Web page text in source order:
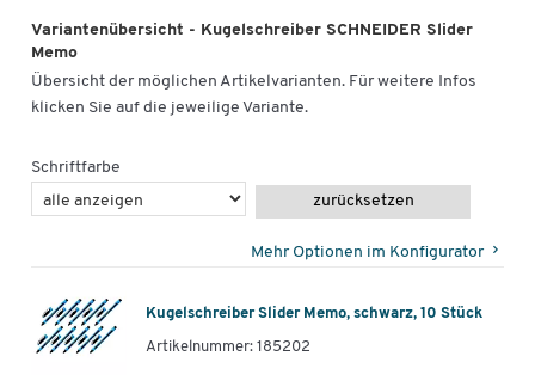
Variantenübersicht - Kugelschreiber SCHNEIDER Slider
Memo
Übersicht der möglichen Artikelvarianten. Für weitere Infos
klicken Sie auf die jeweilige Variante.
Schriftfarbe
zurücksetzen
Mehr Optionen im Konfigurator
Kugelschreiber Slider Memo, schwarz, 10 Stück
Artikelnummer: 185202